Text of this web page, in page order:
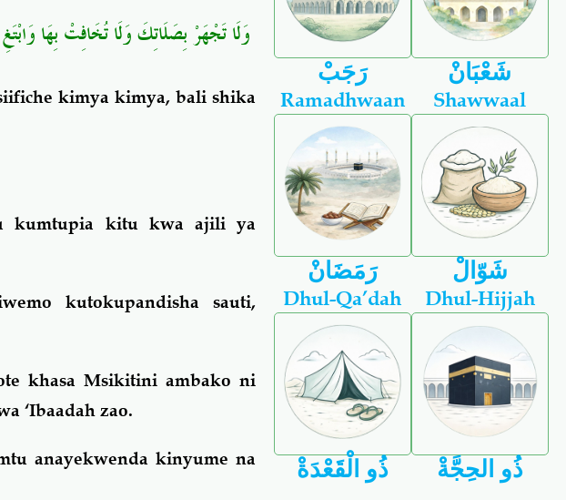
وَلَا تَجْهَرْ بِصَلَاتِكَ وَلَا تُخَافِتْ بِهَا
kimya kimya, bali shika
kumtupia kitu kwa ajili ya
kutokupandisha sauti,
khasa Msikitini ambako ni
‘Ibaadah zao.
anayekwenda kinyume na
رَجَبْ شَعْبَانْ
Ramadhwaan
رَمَضَانْ
Shawwaal
شَوّالْ
Dhul-Qa’dah
ذُو الْقَعْدَةْ
Dhul-Hijjah
ذُو الحِجَّةْ